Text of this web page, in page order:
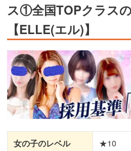
ス①全国TOPクラス
【ELLE(エル)】
女の子のレベル ★10